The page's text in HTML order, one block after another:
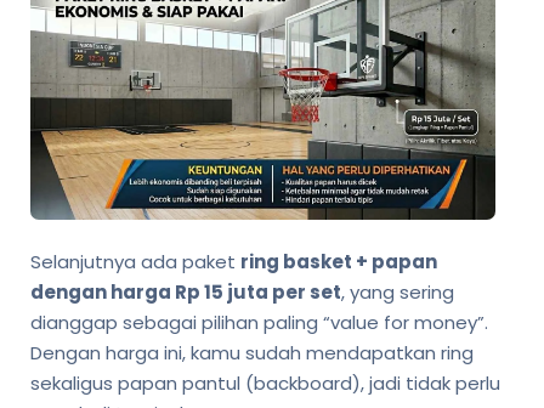
Selanjutnya ada paket ring basket + papan
dengan harga Rp 15 juta per set, yang sering
dianggap sebagai pilihan paling “value for money”.
Dengan harga ini, kamu sudah mendapatkan ring
sekaligus papan pantul (backboard), jadi tidak perlu